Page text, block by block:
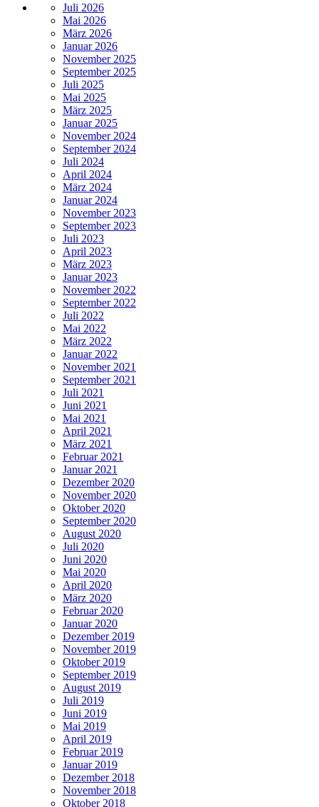
Juli 2026
Mai 2026
März 2026
Januar 2026
November 2025
September 2025
Juli 2025
Mai 2025
März 2025
Januar 2025
November 2024
September 2024
Juli 2024
April 2024
März 2024
Januar 2024
November 2023
September 2023
Juli 2023
April 2023
März 2023
Januar 2023
November 2022
September 2022
Juli 2022
Mai 2022
März 2022
Januar 2022
November 2021
September 2021
Juli 2021
Juni 2021
Mai 2021
April 2021
März 2021
Februar 2021
Januar 2021
Dezember 2020
November 2020
Oktober 2020
September 2020
August 2020
Juli 2020
Juni 2020
Mai 2020
April 2020
März 2020
Februar 2020
Januar 2020
Dezember 2019
November 2019
Oktober 2019
September 2019
August 2019
Juli 2019
Juni 2019
Mai 2019
April 2019
Februar 2019
Januar 2019
Dezember 2018
November 2018
Oktober 2018